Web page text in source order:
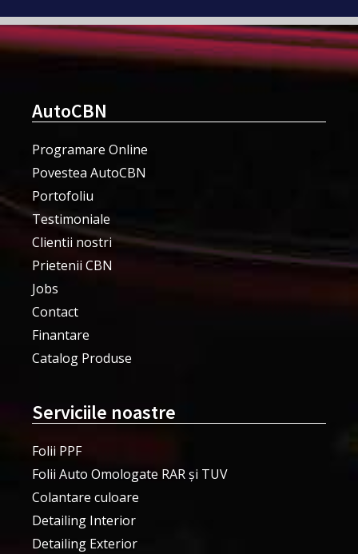
AutoCBN
Programare Online
Povestea AutoCBN
Portofoliu
Testimoniale
Clientii nostri
Prietenii CBN
Jobs
Contact
Finantare
Catalog Produse
Serviciile noastre
Folii PPF
Folii Auto Omologate RAR și TUV
Colantare culoare
Detailing Interior
Detailing Exterior